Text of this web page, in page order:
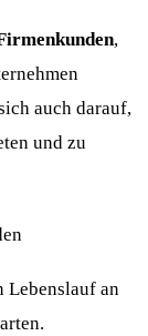
,
auch darauf,
und zu
Lebenslauf an